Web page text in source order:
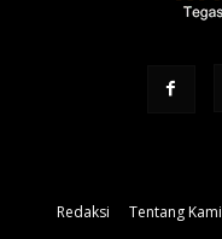
Redaksi Tentang Kami